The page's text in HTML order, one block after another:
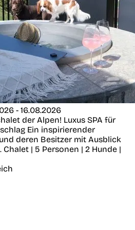
- 16.08.2026
der Alpen! Luxus SPA für
Ein inspirierender
deren Besitzer mit Ausblick
Chalet | 5 Personen | 2 Hunde |